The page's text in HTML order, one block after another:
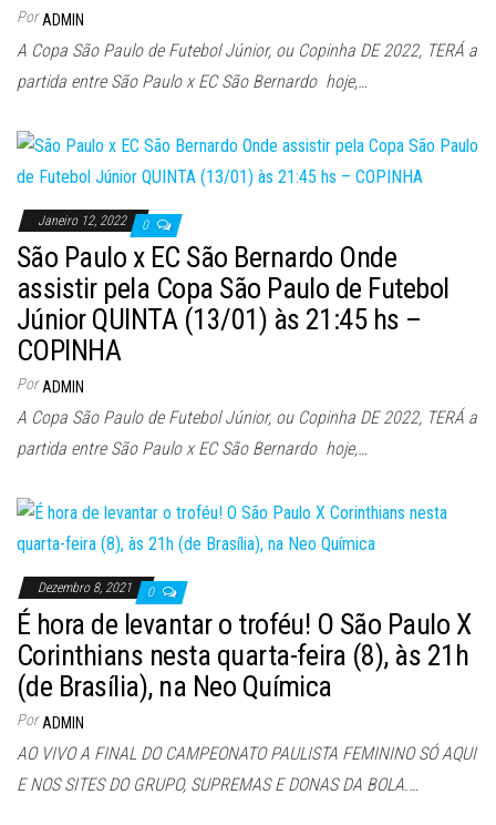
Por ADMIN
A Copa São Paulo de Futebol Júnior, ou Copinha DE 2022, TERÁ a
partida entre São Paulo x EC São Bernardo hoje,…
Janeiro 12, 2022 0
São Paulo x EC São Bernardo Onde
assistir pela Copa São Paulo de Futebol
Júnior QUINTA (13/01) às 21:45 hs –
COPINHA
Por ADMIN
A Copa São Paulo de Futebol Júnior, ou Copinha DE 2022, TERÁ a
partida entre São Paulo x EC São Bernardo hoje,…
Dezembro 8, 2021 0
É hora de levantar o troféu! O São Paulo X
Corinthians nesta quarta-feira (8), às 21h
(de Brasília), na Neo Química
Por ADMIN
AO VIVO A FINAL DO CAMPEONATO PAULISTA FEMININO SÓ AQUI
E NOS SITES DO GRUPO, SUPREMAS E DONAS DA BOLA.…